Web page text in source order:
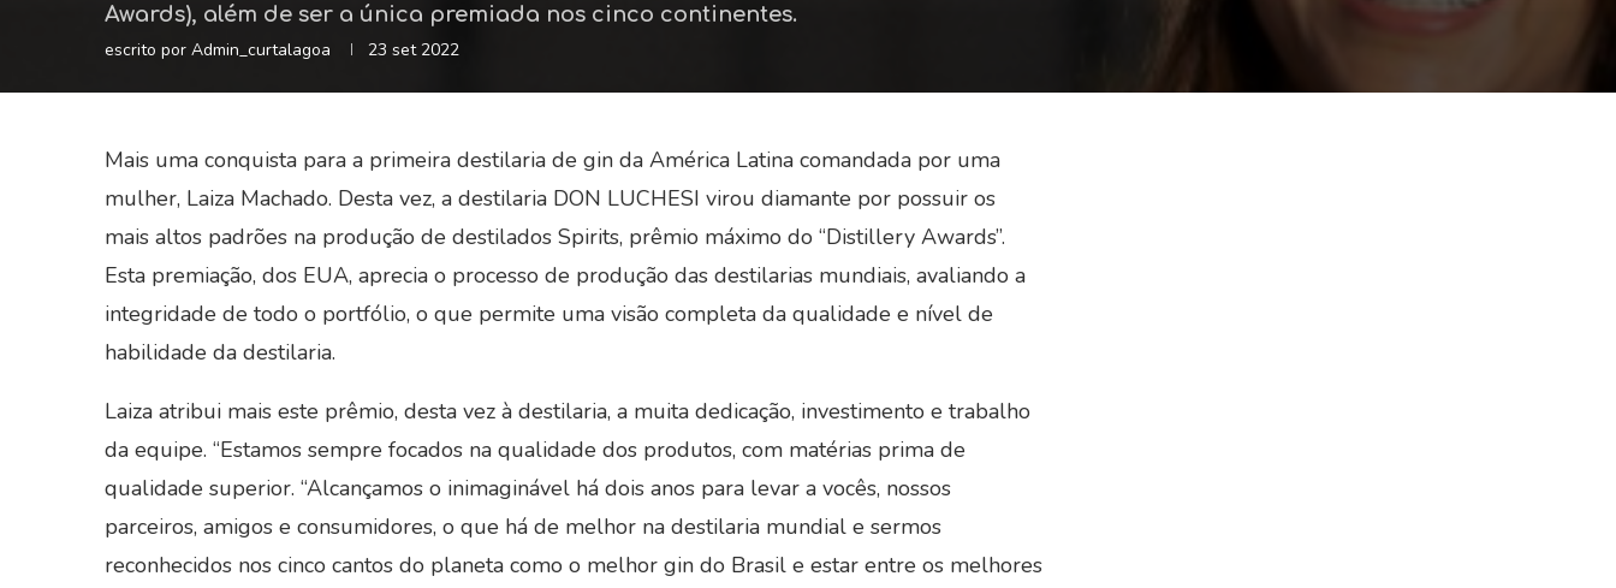
Awards), além de ser a única premiada nos cinco continentes.
escrito por Admin_curtalagoa 23 set 2022
Mais uma conquista para a primeira destilaria de gin da América Latina comandada por uma
mulher, Laiza Machado. Desta vez, a destilaria DON LUCHESI virou diamante por possuir os
mais altos padrões na produção de destilados Spirits, prêmio máximo do “Distillery Awards”.
Esta premiação, dos EUA, aprecia o processo de produção das destilarias mundiais, avaliando a
integridade de todo o portfólio, o que permite uma visão completa da qualidade e nível de
habilidade da destilaria.
Laiza atribui mais este prêmio, desta vez à destilaria, a muita dedicação, investimento e trabalho
da equipe. “Estamos sempre focados na qualidade dos produtos, com matérias prima de
qualidade superior. “Alcançamos o inimaginável há dois anos para levar a vocês, nossos
parceiros, amigos e consumidores, o que há de melhor na destilaria mundial e sermos
reconhecidos nos cinco cantos do planeta como o melhor gin do Brasil e estar entre os melhores